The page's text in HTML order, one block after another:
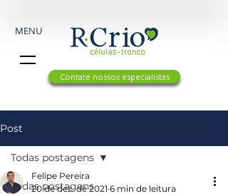
MENU
Contate nossos especialistas
Post
Todas postagens
Todas postagens
Felipe Pereira
20 de dez. de 2021 6 min de leitura